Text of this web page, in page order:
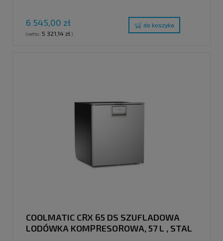
6 545,00 zł
(netto: 5 321,14 zł)
do koszyka
COOLMATIC CRX 65 DS SZUFLADOWA
LODÓWKA KOMPRESOROWA, 57 L , STAL